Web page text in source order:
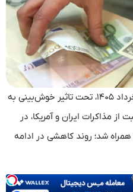
قیمت دلار در معاملات روز شنبه ۹ خرداد ۱۴۰۵، تحت ‌تاثیر خوش‌بینی به
مذاکرات ایران و آمریکا، در
همراه شد؛ روند کاهشی در ادامه